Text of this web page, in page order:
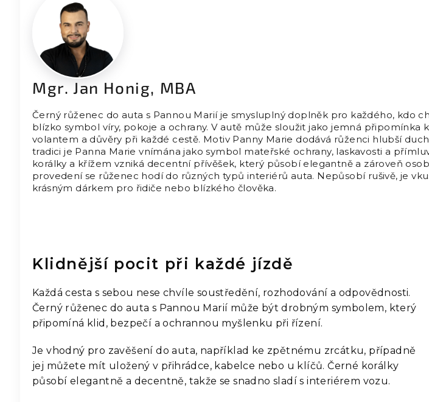
Mgr. Jan Honig, MBA
Černý růženec do auta s Pannou Marií je smysluplný doplněk pro každého, kdo
blízko symbol víry, pokoje a ochrany. V autě může sloužit jako jemná připomínka
volantem a důvěry při každé cestě. Motiv Panny Marie dodává růženci hlubší
tradici je Panna Marie vnímána jako symbol mateřské ochrany, laskavosti a
korálky a křížem vzniká decentní přívěšek, který působí elegantně a zároveň
provedení se růženec hodí do různých typů interiérů auta. Nepůsobí rušivě, je
krásným dárkem pro řidiče nebo blízkého člověka.
Klidnější pocit při každé jízdě
Každá cesta s sebou nese chvíle soustředění, rozhodování a odpovědnosti.
Černý růženec do auta s Pannou Marií může být drobným symbolem, který
připomíná klid, bezpečí a ochrannou myšlenku při řízení.
Je vhodný pro zavěšení do auta, například ke zpětnému zrcátku, případně
jej můžete mít uložený v přihrádce, kabelce nebo u klíčů. Černé korálky
působí elegantně a decentně, takže se snadno sladí s interiérem vozu.